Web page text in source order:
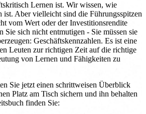
Lernen ist. Wir wissen, wie
ist. Aber vielleicht sind die Führungsspitzen
vom Wert oder der Investitionsrendite
Sie sich nicht entmutigen - Sie müssen sie
Geschäftskennzahlen. Es ist eine
Leuten zur richtigen Zeit auf die richtige
von Lernen und Fähigkeiten zu
Sie jetzt einen schrittweisen Überblick
Platz am Tisch sichern und ihn behalten
finden Sie: